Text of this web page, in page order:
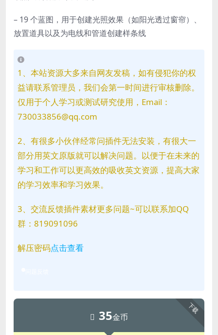
– 19 个蓝图，用于创建光照效果（如阳光透过窗帘）、
放置道具以及为电线和管道创建样条线
1、本站资源大多来自网友发稿，如有侵犯你的权
益请联系管理员，我们会第一时间进行审核删除。
仅用于个人学习或测试研究使用，Email：
730033856@qq.com
2、有很多小伙伴经常问插件无法安装，有很大一
部分用英文原版就可以解决问题。以便于在未来的
学习和工作可以更高效的吸收英文资源，提高大家
的学习效率和学习效果。
3、交流反馈插件素材更多问题~可以联系加QQ
群：819091096
解压密码点击查看
下载
35金币